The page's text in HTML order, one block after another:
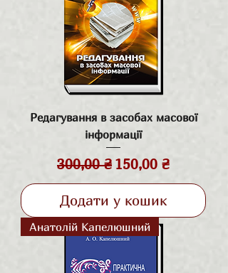
Редагування в засобах масової
інформації
Звичайна ціна
300,00 ₴ За розпродажем
150,00 ₴
Додати у кошик
Анатолій Капелюшний